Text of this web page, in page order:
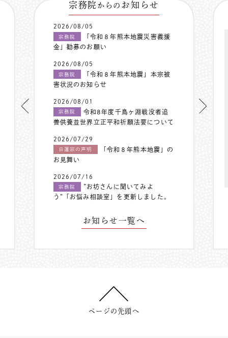
宗務院 からの お知らせ
2026/08/05
宗務院
「令和８年熊本地震災害義援
金」勧募のお願い
2026/08/05
宗務院
「令和８年熊本地震」本宗被
害状況のお知らせ
2026/08/01
宗務院
令和8年度千鳥ヶ淵戦没者追
善供養並世界立正平和祈願法要について
2026/07/29
日蓮宗の声明
「令和８年熊本地震」の
お見舞い
2026/07/16
宗務院
”お坊さんに聞いてみよ
う”「お悩み相談室」を更新しました。
お知らせ一覧へ
ページの先頭へ